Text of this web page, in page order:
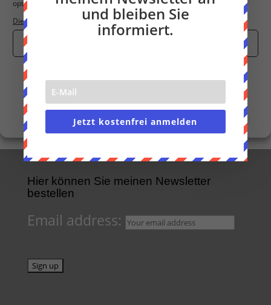
optimieren.
Dienste verwalten
Cookie-RichtlinieDatenschutzerklärungImpressum
←
Hier können Sie meinen Newsletter
bestellen
Email address:
und bleiben Sie
informiert.
Jetzt kostenfrei anmelden